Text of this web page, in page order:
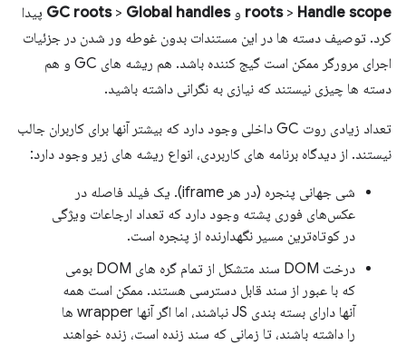
roots> Handle scope و GC roots> Global handles
پیدا
کرد. توصیف دسته ها در این مستندات بدون غوطه ور شدن در جزئیات
اجرای مرورگر ممکن است گیج کننده باشد. هم ریشه های GC و هم
دسته ها چیزی نیستند که نیازی به نگرانی داشته باشید.
تعداد زیادی روت GC داخلی وجود دارد که بیشتر آنها برای کاربران جالب
نیستند. از دیدگاه برنامه های کاربردی، انواع ریشه های زیر وجود دارد:
شی جهانی پنجره (در هر iframe). یک فیلد فاصله در
عکس‌های فوری پشته وجود دارد که تعداد ارجاعات ویژگی
در کوتاه‌ترین مسیر نگهدارنده از پنجره است.
درخت DOM سند متشکل از تمام گره های DOM بومی
که با عبور از سند قابل دسترسی هستند. ممکن است همه
آنها دارای بسته بندی JS نباشند، اما اگر آنها wrapper ها
را داشته باشند، تا زمانی که سند زنده است، زنده خواهند